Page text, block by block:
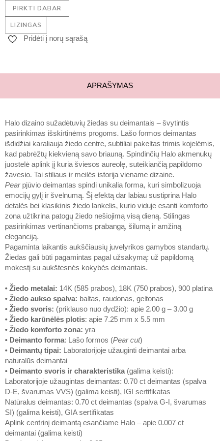
PIRKTI DABAR
LIZINGAS
Pridėti į norų sąrašą
APRAŠYMAS
Halo dizaino sužadėtuvių žiedas su deimantais – švytintis
pasirinkimas išskirtinėms progoms. Lašo formos deimantas
išdidžiai karaliauja žiedo centre, subtiliai pakeltas trimis kojelėmis,
kad pabrėžtų kiekvieną savo briauną. Spindinčių Halo akmenukų
juostelė aplink jį kuria šviesos aureolę, suteikiančią papildomo
žavesio. Tai stiliaus ir meilės istorija viename dizaine.
Pearpjūvio deimantas spindi unikalia forma, kuri simbolizuoja
emocijų gylį ir švelnumą. Šį efektą dar labiau sustiprina Halo
detalės bei klasikinis žiedo lankelis, kurio viduje esanti komforto
zona užtikrina patogų žiedo nešiojimą visą dieną. Stilingas
pasirinkimas vertinančioms prabangą, šilumą ir amžiną
eleganciją.
Pagaminta laikantis aukščiausių juvelyrikos gamybos standartų.
Žiedas gali būti pagamintas pagal užsakymą: už papildomą
mokestį su aukštesnės kokybės deimantais.
• Žiedo metalai: 14K (585 prabos), 18K (750 prabos), 900 platina
• Žiedo aukso spalva: baltas, raudonas, geltonas
• Žiedo svoris: (priklauso nuo dydžio): apie 2.00 g – 3.00 g
• Žiedo karūnėlės plotis: apie 7.25 mm x 5.5 mm
• Žiedo komforto zona: yra
• Deimanto forma: Lašo formos (Pear cut)
• Deimantų tipai: Laboratorijoje užauginti deimantai arba
naturalūs deimantai
• Deimanto svoris ir charakteristika (galima keisti):
Laboratorijoje užaugintas deimantas: 0.70 ct deimantas (spalva
D-E, švarumas VVS) (galima keisti), IGI sertifikatas
Natūralus deimantas: 0.70 ct deimantas (spalva G-I, švarumas
SI) (galima keisti), GIA sertifikatas
Aplink centrinį deimantą esančiame Halo – apie 0.007 ct
deimantai (galima keisti)